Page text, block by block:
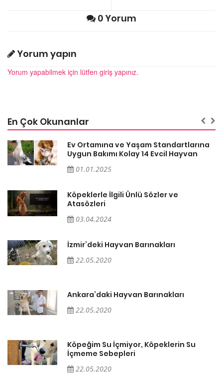
0 Yorum
Yorum yapın
Yorum yapabilmek için lütfen giriş yapınız.
En Çok Okunanlar
Ev Ortamına ve Yaşam Standartlarına
Uygun Bakımı Kolay 14 Evcil Hayvan
01.01.2025
Köpeklerle İlgili Ünlü Sözler ve
Atasözleri
03.04.2024
İzmir’deki Hayvan Barınakları
22.05.2020
Ankara’daki Hayvan Barınakları
22.05.2020
Köpeğim Su İçmiyor, Köpeklerin Su
İçmeme Sebepleri
22.05.2020